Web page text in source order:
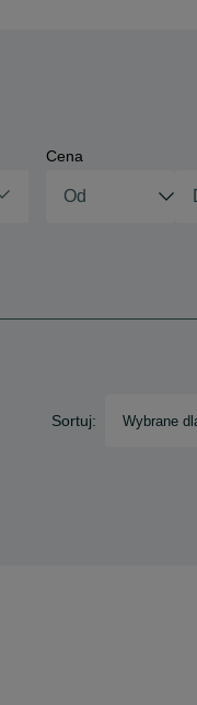
Cena
Sortuj: Wybrane